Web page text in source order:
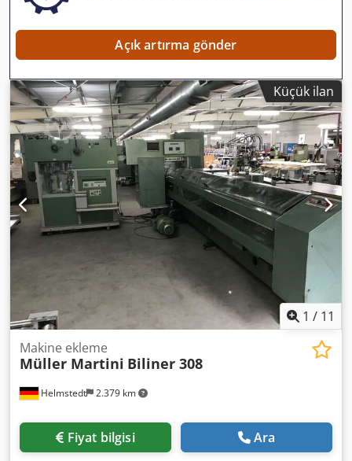
3,000 – 16,000 rpm Collet chuck ER 25 1 length stop right
and left, usable length 2.8 m, NC-controlled When using
the length stop, the fixed stops are omitted. Dimensions:
LxWxH = 2.50 x 1.50 x 2.20 m – Machine weight 850 kg
PowerDrill LxWxH = 0.30 x 0.30 x 6.00 m – Length stop
weight 100 kg 1 dowel glue and pressing station consisting
of: - Vibratory drive for dowel feeding - Dowel pressing
station - High-pressure glue pump made of stainless steel
with glue container - Full jet valve for precise and clean
glue application - Air blow-off nozzle Additional price for 1
dowel diameter The base machine is extended by approx.
300 mm as a result (Technical data according to
manufacturer – no warranty!)
Açık artırma gönder
Küçük ilan
1 / 11
Helmstedt 2.379 km
Makine ekleme
Müller Martini Biliner 308
Fiyat bilgisi Ara